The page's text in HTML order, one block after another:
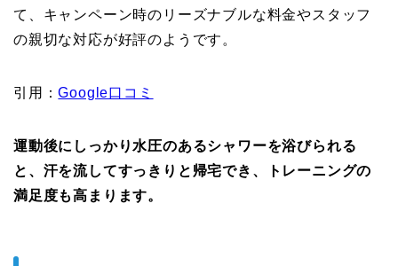
て、キャンペーン時のリーズナブルな料金やスタッフ
の親切な対応が好評のようです。
引用：Google口コミ
運動後にしっかり水圧のあるシャワーを浴びられる
と、汗を流してすっきりと帰宅でき、トレーニングの
満足度も高まります。